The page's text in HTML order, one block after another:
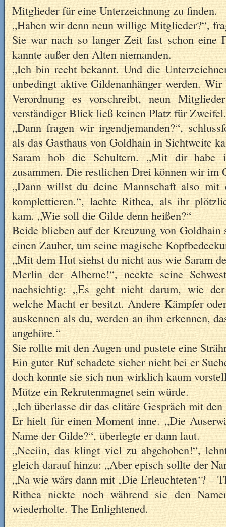
Mitglieder für eine Unterzeichnung zu finden.
„Haben wir denn neun willige Mitglieder?“,
Sie war nach so langer Zeit fast schon eine
kannte außer den Alten niemanden.
„Ich bin recht bekannt. Und die
unbedingt aktive Gildenanhänger werden.
Verordnung es vorschreibt, neun
verständiger Blick ließ keinen Platz für Zweifel.
„Dann fragen wir irgendjemanden?“,
als das Gasthaus von Goldhain in Sichtweite
Saram hob die Schultern. „Mit dir habe
zusammen. Die restlichen Drei können wir im
„Dann willst du deine Mannschaft also mit
komplettieren.“, lachte Rithea, als ihr
kam. „Wie soll die Gilde denn heißen?“
Beide blieben auf der Kreuzung von Goldhain
einen Zauber, um seine magische
„Mit dem Hut siehst du nicht aus wie Saram
Merlin der Alberne!“, neckte seine
nachsichtig: „Es geht nicht darum, wie
welche Macht er besitzt. Andere Kämpfer
auskennen als du, werden an ihm erkennen,
angehöre.“
Sie rollte mit den Augen und pustete eine
Ein guter Ruf schadete sicher nicht bei er
doch konnte sie sich nun wirklich kaum
Mütze ein Rekrutenmagnet sein würde.
„Ich überlasse dir das elitäre Gespräch mit
Er hielt für einen Moment inne. „Die
Name der Gilde?“, überlegte er dann laut.
„Neeiin, das klingt viel zu abgehoben!“,
gleich darauf hinzu: „Aber episch sollte der
„Na wie wärs dann mit ‚Die Erleuchteten‘? –
Rithea nickte noch während sie den
wiederholte. The Enlightened.